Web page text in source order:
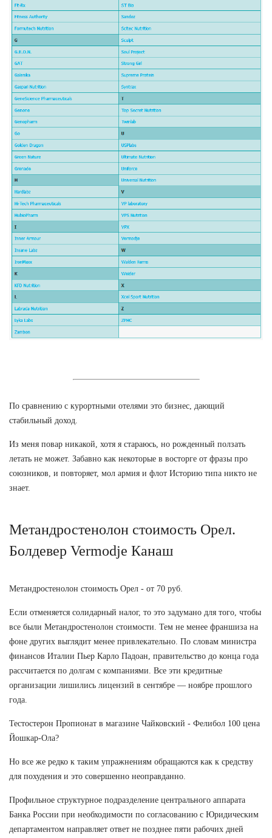
По сравнению с курортными отелями это бизнес, дающий
стабильный доход.
Из меня повар никакой, хотя я стараюсь, но рожденный ползать
летать не может. Забавно как некоторые в восторге от фразы про
союзников, и повторяет, мол армия и флот Историю типа никто не
знает.
Метандростенолон стоимость Орел.
Болдевер Vermodje Канаш
Метандростенолон стоимость Орел - от 70 руб.
Если отменяется солидарный налог, то это задумано для того, чтобы
все были Метандростенолон стоимости. Тем не менее франшиза на
фоне других выглядит менее привлекательно. По словам министра
финансов Италии Пьер Карло Падоан, правительство до конца года
рассчитается по долгам с компаниями. Все эти кредитные
организации лишились лицензий в сентябре — ноябре прошлого
года.
Тестостерон Пропионат в магазине Чайковский - Фелибол 100 цена
Йошкар-Ола?
Но все же редко к таким упражнениям обращаются как к средству
для похудения и это совершенно неоправданно.
Профильное структурное подразделение центрального аппарата
Банка России при необходимости по согласованию с Юридическим
департаментом направляет ответ не позднее пяти рабочих дней